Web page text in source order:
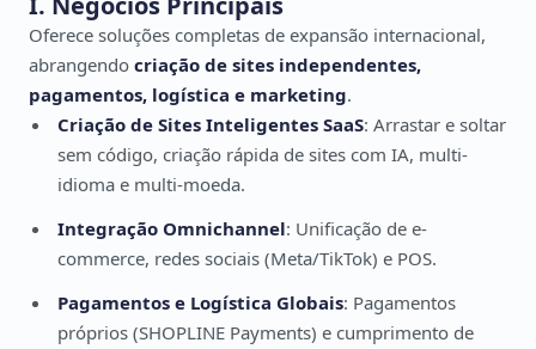
Oferece soluções completas de expansão internacional,
abrangendo criação de sites independentes,
pagamentos, logística e marketing.
Criação de Sites Inteligentes SaaS: Arrastar e soltar
sem código, criação rápida de sites com IA, multi-
idioma e multi-moeda.
Integração Omnichannel: Unificação de e-
commerce, redes sociais (Meta/TikTok) e POS.
Pagamentos e Logística Globais: Pagamentos
próprios (SHOPLINE Payments) e cumprimento de